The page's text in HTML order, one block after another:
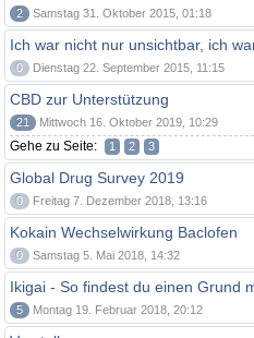
2 Samstag 31. Oktober 2015, 01:18
Ich war nicht nur unsichtbar, ich
0 Dienstag 22. September 2015, 11:15
CBD zur Unterstützung
21 Mittwoch 16. Oktober 2019, 10:29
Gehe zu Seite: 1 2 3
Global Drug Survey 2019
0 Freitag 7. Dezember 2018, 13:16
Kokain Wechselwirkung Baclofen
0 Samstag 5. Mai 2018, 14:32
Ikigai - So findest du einen Grund
5 Montag 19. Februar 2018, 20:12